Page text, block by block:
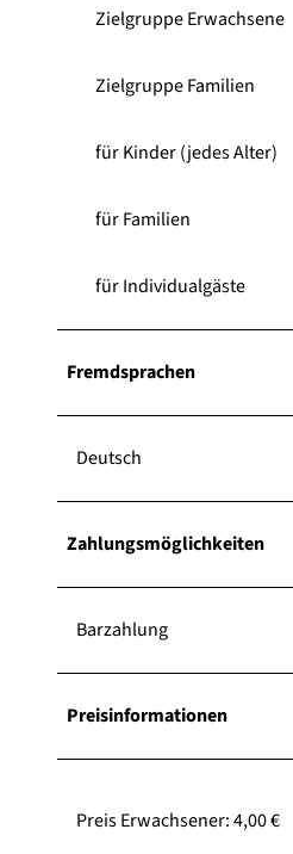
Zielgruppe Erwachsene
Zielgruppe Familien
für Kinder (jedes Alter)
für Familien
für Individualgäste
Fremdsprachen
Deutsch
Zahlungsmöglichkeiten
Barzahlung
Preisinformationen
Preis Erwachsener: 4,00 €